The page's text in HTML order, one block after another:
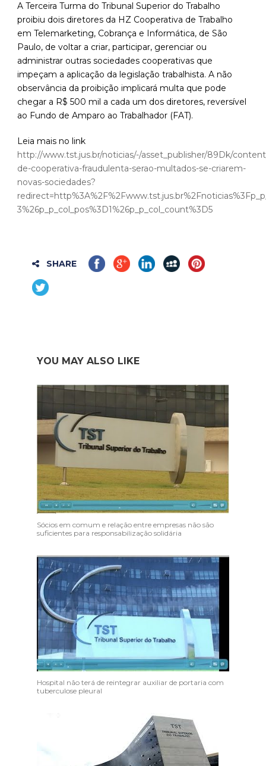
A Terceira Turma do Tribunal Superior do Trabalho
proibiu dois diretores da HZ Cooperativa de Trabalho
em Telemarketing, Cobrança e Informática, de São
Paulo, de voltar a criar, participar, gerenciar ou
administrar outras sociedades cooperativas que
impeçam a aplicação da legislação trabalhista. A não
observância da proibição implicará multa que pode
chegar a R$ 500 mil a cada um dos diretores, reversível
ao Fundo de Amparo ao Trabalhador (FAT).
Leia mais no link
http://www.tst.jus.br/noticias/-/asset_publisher/89Dk/
de-cooperativa-fraudulenta-serao-multados-se-criarem-
novas-sociedades?
3%26p_p_col_pos%3D1%26p_p_col_count%3D5
SHARE
YOU MAY ALSO LIKE
Sócios em comum e relação entre empresas não são
suficientes para responsabilização solidária
Hospital não terá de reintegrar auxiliar de portaria com
tuberculose pleural